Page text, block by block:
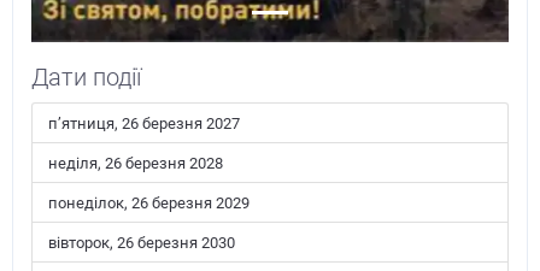
Дати події
пʼятниця, 26 березня 2027
неділя, 26 березня 2028
понеділок, 26 березня 2029
вівторок, 26 березня 2030